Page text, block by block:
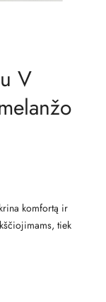
V
komfortą ir
tiek